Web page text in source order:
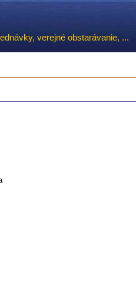
verejné obstarávanie, ...